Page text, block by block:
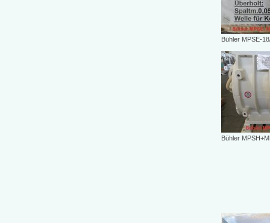
Bühler MPSE-
Bühler